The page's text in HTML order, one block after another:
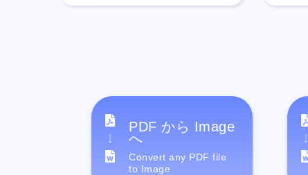
PDF から Image
へ
Convert any PDF file
to Image